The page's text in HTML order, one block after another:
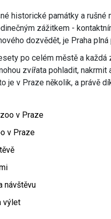
historické památky a
zážitkem -
dozvědět, je Praha
po celém městě a
zvířata pohladit,
je v Praze několik, a právě
v Praze
v Praze
návštěvu
výlet